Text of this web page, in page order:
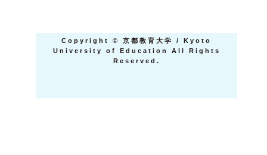
Copyright ©
京都教育大学 / Kyoto
University of Education All Rights
Reserved.